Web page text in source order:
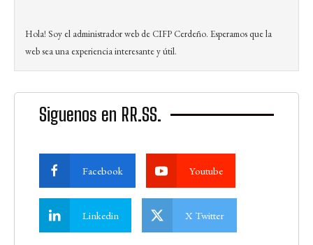
Hola! Soy el administrador web de CIFP Cerdeño. Esperamos que la
web sea una experiencia interesante y útil.
Siguenos en RR.SS.
Facebook Youtube
Linkedin X Twitter